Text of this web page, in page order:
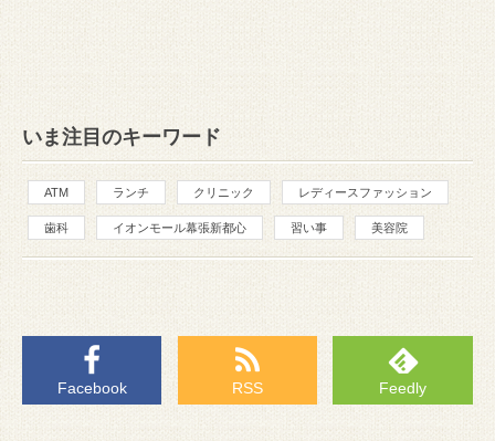
いま注目のキーワード
ATM ランチ クリニック レディースファッション
歯科 イオンモール幕張新都心 習い事 美容院
Facebook RSS Feedly